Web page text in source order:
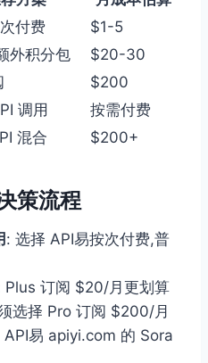
付费
$1-5
外积分包
$20-30
$200
调用
按需付费
混合 $200+
策流程
: 选择 API易按次付费,普
Plus 订阅 $20/月更划算
选择 Pro 订阅 $200/月
API易 apiyi.com 的 Sora